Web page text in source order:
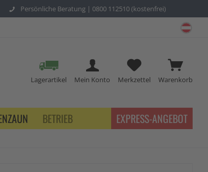
Persönliche Beratung | 0800 112510 (kostenfrei)
Warenkorb
Merkzettel
Mein Konto
Lagerartikel
BETRIEB EXPRESS-ANGEBOT